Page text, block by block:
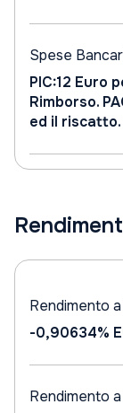
Spese
PIC:12 Euro
Rimborso.
ed il
Rendimento a
-0,90634%
Rendimento